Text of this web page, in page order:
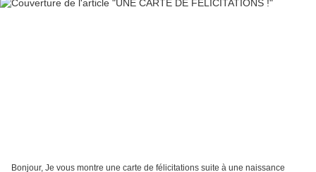
Bonjour, Je vous montre une carte de félicitations suite à une naissance